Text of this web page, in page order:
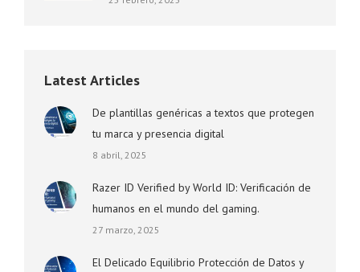
Latest Articles
De plantillas genéricas a textos que protegen
tu marca y presencia digital
8 abril, 2025
Razer ID Verified by World ID: Verificación de
humanos en el mundo del gaming.
27 marzo, 2025
El Delicado Equilibrio Protección de Datos y